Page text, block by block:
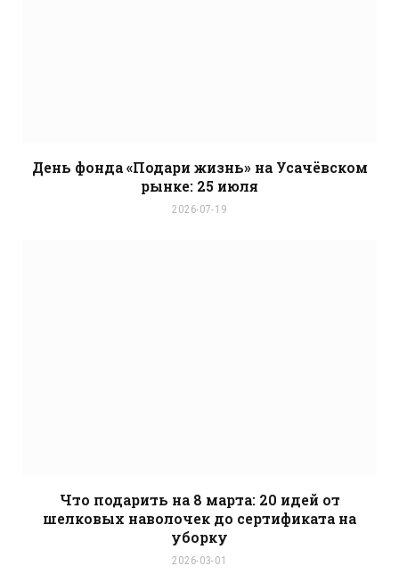
День фонда «Подари жизнь» на Усачёвском
рынке: 25 июля
2026-07-19
Что подарить на 8 марта: 20 идей от
шелковых наволочек до сертификата на
уборку
2026-03-01